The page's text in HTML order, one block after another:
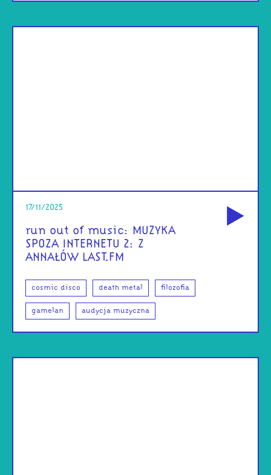
17/11/2025
run out of music: MUZYKA
SPOZA INTERNETU 2: Z
ANNAŁÓW LAST.FM
cosmic disco death metal filozofia
gamelan audycja muzyczna